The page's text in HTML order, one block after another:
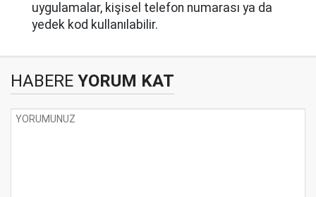
uygulamalar, kişisel telefon numarası ya da
yedek kod kullanılabilir.
HABERE YORUM KAT